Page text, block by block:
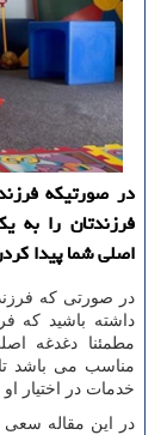
در صورتیكه
فرزندتان را به
اصلی شما پیدا
در صورتی که
داشته باشید که
مطمئنا دغدغه
مناسب می باشد
خدمات در اختیار
در این مقاله